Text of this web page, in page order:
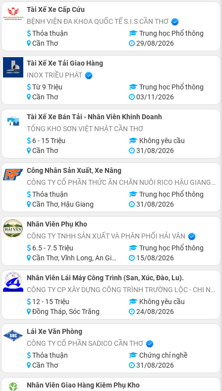
Tài Xế Xe Cấp Cứu
BỆNH VIỆN ĐA KHOA QUỐC TẾ S.I.S CẦN THƠ
Thỏa thuận
Trung học Phổ thông
Cần Thơ
29/08/2026
Tài Xế Xe Tải Giao Hàng
INOX TRIỀU PHÁT
Từ 9 Triệu
Trung học Phổ thông
Cần Thơ
03/11/2026
Tài Xế Xe Bán Tải - Nhân Viên Khinh Doanh
TỔNG KHO SƠN VIỆT NHẬT CẦN THƠ
6 - 15 Triệu
Không yêu cầu
Cần Thơ
31/08/2026
Công Nhân Sản Xuất, Xe Nâng
CÔNG TY CỔ PHẦN THỨC ĂN CHĂN NUÔI RICO HẬU GIANG
Thỏa thuận
Trung học Phổ thông
Cần Thơ, Hậu Giang
31/08/2026
Nhân Viên Phụ Kho
CÔNG TY TNHH SẢN XUẤT VÀ PHÂN PHỐI HẢI VÂN
6.5 - 7.5 Triệu
Trung học Phổ thông
Cần Thơ, Vĩnh Long, An Giang, Kiên Giang, Hậu Giang
15/08/2026
Nhân Viên Lái Máy Công Trình (San, Xúc, Đào, Lu).
CÔNG TY CP XÂY DỰNG CÔNG TRÌNH TRƯỜNG LỘC - CHI NHÁNH CẦN THƠ
12 - 15 Triệu
Không yêu cầu
Đồng Tháp, Sóc Trăng
24/08/2026
Lái Xe Văn Phòng
CÔNG TY CỔ PHẦN SADICO CẦN THƠ
Thỏa thuận
Chứng chỉ nghề
Cần Thơ
31/08/2026
Nhân Viên Giao Hàng Kiêm Phụ Kho